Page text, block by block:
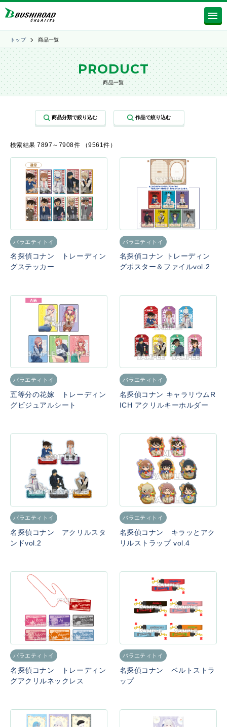
トップ 商品一覧
PRODUCT
商品一覧
検索結果 7897～7908件 （9561件）
バラエティトイ
名探偵コナン トレーディン
グステッカー
バラエティトイ
名探偵コナン トレーディン
グポスター＆ファイルvol.2
バラエティトイ
五等分の花嫁 トレーディン
グビジュアルシート
バラエティトイ
名探偵コナン キャラリウムR
ICH アクリルキーホルダー
バラエティトイ
名探偵コナン アクリルスタ
ンドvol.2
バラエティトイ
名探偵コナン キラッとアク
リルストラップ vol.4
バラエティトイ
名探偵コナン トレーディン
グアクリルネックレス
バラエティトイ
名探偵コナン ベルトストラ
ップ